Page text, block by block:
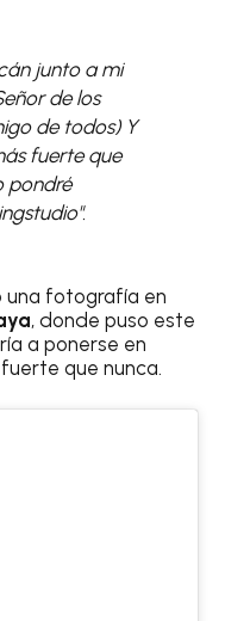
junto a mi
de los
de todos) Y
fuerte que
pondré
una fotografía en
, donde puso este
a ponerse en
que nunca.